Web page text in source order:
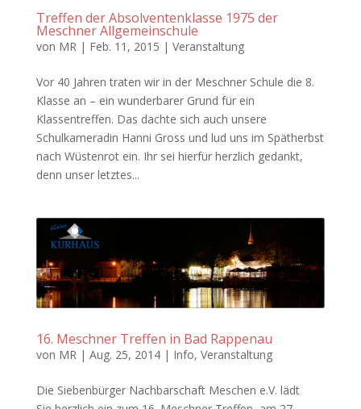
Treffen der Absolventenklasse 1975 der
Meschner Allgemeinschule
von MR| Feb. 11, 2015 | Veranstaltung
Vor 40 Jahren traten wir in der Meschner Schule die 8.
Klasse an – ein wunderbarer Grund für ein
Klassentreffen. Das dachte sich auch unsere
Schulkameradin Hanni Gross und lud uns im Spätherbst
nach Wüstenrot ein. Ihr sei hierfür herzlich gedankt,
denn unser letztes...
16. Meschner Treffen in Bad Rappenau
von MR| Aug. 25, 2014| Info, Veranstaltung
Die Siebenbürger Nachbarschaft Meschen e.V. lädt